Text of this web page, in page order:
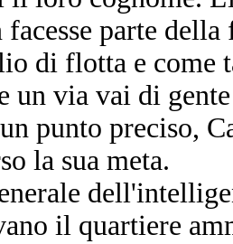
facesse parte
di flotta e come
un via vai di
punto preciso,
la sua meta.
il quartiere